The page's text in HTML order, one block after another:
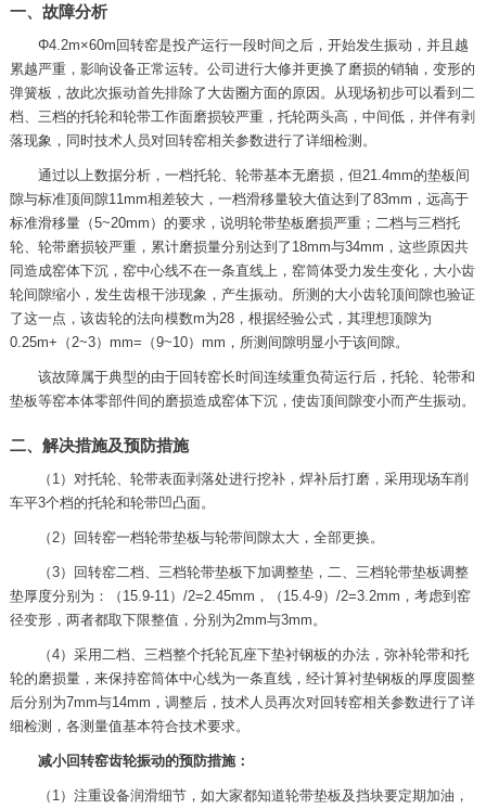
一、故障分析
Φ4.2m×60m回转窑是投产运行一段时间之后，开始发生振动，并且越
累越严重，影响设备正常运转。公司进行大修并更换了磨损的销轴，变形的
弹簧板，故此次振动首先排除了大齿圈方面的原因。从现场初步可以看到二
档、三档的托轮和轮带工作面磨损较严重，托轮两头高，中间低，并伴有剥
落现象，同时技术人员对回转窑相关参数进行了详细检测。
通过以上数据分析，一档托轮、轮带基本无磨损，但21.4mm的垫板间
隙与标准顶间隙11mm相差较大，一档滑移量较大值达到了83mm，远高于
标准滑移量（5~20mm）的要求，说明轮带垫板磨损严重；二档与三档托
轮、轮带磨损较严重，累计磨损量分别达到了18mm与34mm，这些原因共
同造成窑体下沉，窑中心线不在一条直线上，窑筒体受力发生变化，大小齿
轮间隙缩小，发生齿根干涉现象，产生振动。所测的大小齿轮顶间隙也验证
了这一点，该齿轮的法向模数m为28，根据经验公式，其理想顶隙为
0.25m+（2~3）mm=（9~10）mm，所测间隙明显小于该间隙。
该故障属于典型的由于回转窑长时间连续重负荷运行后，托轮、轮带和
垫板等窑本体零部件间的磨损造成窑体下沉，使齿顶间隙变小而产生振动。
二、解决措施及预防措施
（1）对托轮、轮带表面剥落处进行挖补，焊补后打磨，采用现场车削
车平3个档的托轮和轮带凹凸面。
（2）回转窑一档轮带垫板与轮带间隙太大，全部更换。
（3）回转窑二档、三档轮带垫板下加调整垫，二、三档轮带垫板调整
垫厚度分别为：（15.9-11）/2=2.45mm，（15.4-9）/2=3.2mm，考虑到窑
径变形，两者都取下限整值，分别为2mm与3mm。
（4）采用二档、三档整个托轮瓦座下垫衬钢板的办法，弥补轮带和托
轮的磨损量，来保持窑筒体中心线为一条直线，经计算衬垫钢板的厚度圆整
后分别为7mm与14mm，调整后，技术人员再次对回转窑相关参数进行了详
细检测，各测量值基本符合技术要求。
减小回转窑齿轮振动的预防措施：
（1）注重设备润滑细节，如大家都知道轮带垫板及挡块要定期加油，